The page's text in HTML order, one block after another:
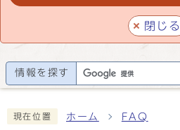
閉じる
情報を探す
現在位置 ホーム FAQ